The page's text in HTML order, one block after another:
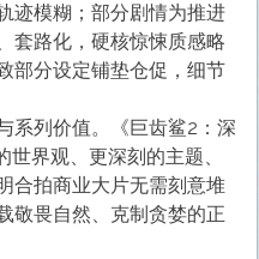
迹模糊；部分剧情为推进
套路化，硬核惊悚质感略
部分设定铺垫仓促，细节
系列价值。《巨齿鲨2：深
界观、更深刻的主题、
合拍商业大片无需刻意堆
敬畏自然、克制贪婪的正